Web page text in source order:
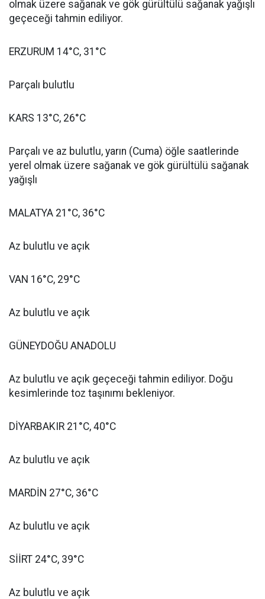
olmak üzere sağanak ve gök gürültülü sağanak yağışlı
geçeceği tahmin ediliyor.
ERZURUM 14°C, 31°C
Parçalı bulutlu
KARS 13°C, 26°C
Parçalı ve az bulutlu, yarın (Cuma) öğle saatlerinde
yerel olmak üzere sağanak ve gök gürültülü sağanak
yağışlı
MALATYA 21°C, 36°C
Az bulutlu ve açık
VAN 16°C, 29°C
Az bulutlu ve açık
GÜNEYDOĞU ANADOLU
Az bulutlu ve açık geçeceği tahmin ediliyor. Doğu
kesimlerinde toz taşınımı bekleniyor.
DİYARBAKIR 21°C, 40°C
Az bulutlu ve açık
MARDİN 27°C, 36°C
Az bulutlu ve açık
SİİRT 24°C, 39°C
Az bulutlu ve açık